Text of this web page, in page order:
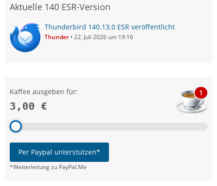
Aktuelle 140 ESR-Version
Thunderbird 140.13.0 ESR veröffentlicht
Thunder 22. Juli 2026 um 19:16
Kaffee ausgeben für:
3,00 €
1
Per Paypal unterstützen*
*Weiterleitung zu PayPal.Me